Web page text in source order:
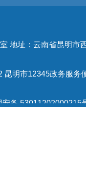
地址：云南省昆明市
昆明市12345政务服务
安备 53011202000215